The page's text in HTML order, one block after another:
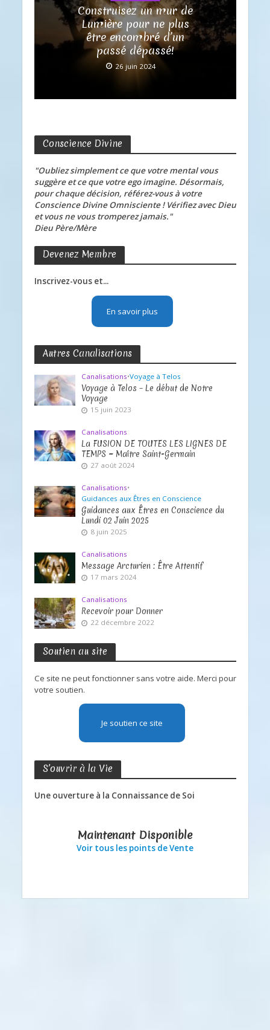
Construisez un mur de
Lumière pour ne plus
être encombré d’un
passé dépassé!
26 juin 2024
Conscience Divine
"Oubliez simplement ce que votre mental vous
suggère et ce que votre ego imagine. Désormais,
pour chaque décision, référez-vous à votre
Conscience Divine Omnisciente ! Vérifiez avec Dieu
et vous ne vous tromperez jamais."
Dieu Père/Mère
Devenez Membre
Inscrivez-vous et...
En savoir plus
Autres Canalisations
Canalisations•Voyage à Telos
Voyage à Telos – Le début de Notre
Voyage
15 juin 2023
Canalisations
La FUSION DE TOUTES LES LIGNES DE
TEMPS ~ Maître Saint-Germain
27 août 2024
Canalisations•
Guidances aux Êtres en Conscience
Guidances aux Êtres en Conscience du
Lundi 02 Juin 2025
8 juin 2025
Canalisations
Message Arcturien : Être Attentif
17 mars 2024
Canalisations
Recevoir pour Donner
22 décembre 2022
Soutien au site
Ce site ne peut fonctionner sans votre aide. Merci pour
votre soutien.
Je soutien ce site
S’ouvrir à la Vie
Une ouverture à la Connaissance de Soi
Maintenant Disponible
Voir tous les points de Vente